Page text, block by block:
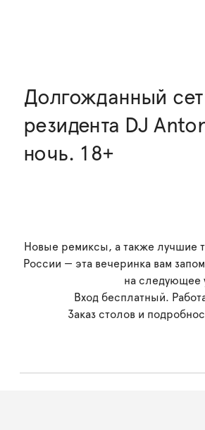
Долгожданный
резидента DJ
ночь. 18+
Новые ремиксы, а также лучшие
России — эта вечеринка вам
на следующее
Вход бесплатный.
Заказ столов и